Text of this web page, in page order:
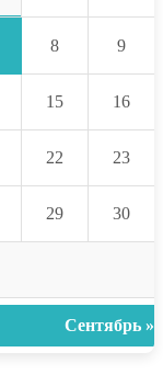
8 9
15 16
22 23
29 30
Сентябрь »